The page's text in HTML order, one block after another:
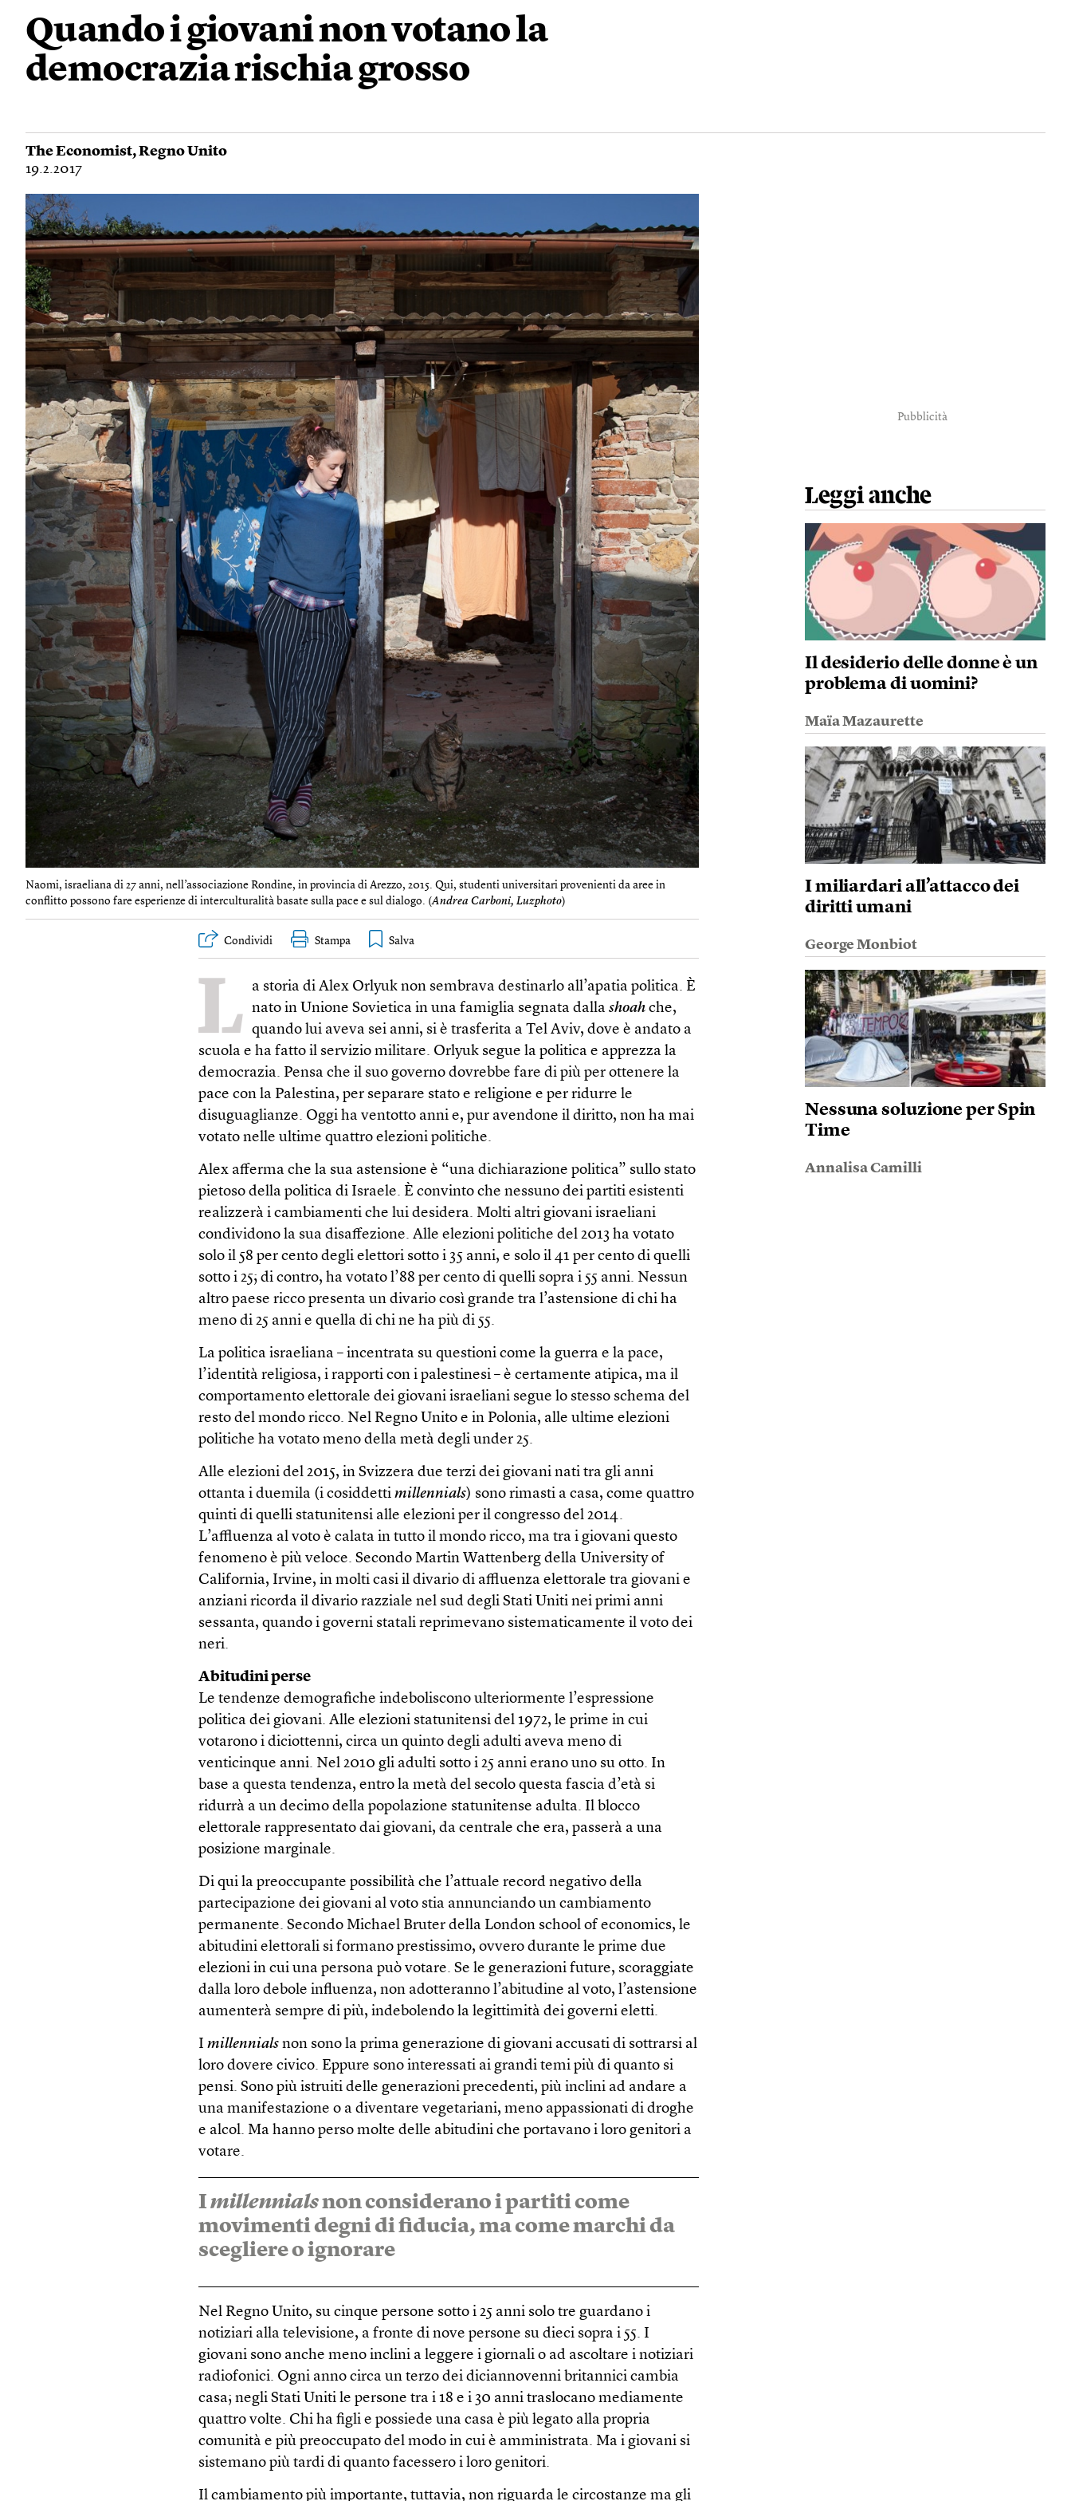
Quando i giovani non votano la
democrazia rischia grosso
The Economist,Regno Unito
19.2.2017
Naomi, israeliana di 27 anni, nell’associazione Rondine, in provincia di Arezzo, 2015. Qui, studenti universitari provenienti da aree in
conflitto possono fare esperienze di interculturalità basate sulla pace e sul dialogo. (Andrea Carboni, Luzphoto)
Condividi Stampa
L
a storia di Alex Orlyuk non sembrava destinarlo all’apatia politica. È
nato in Unione Sovietica in una famiglia segnata dallashoah che,
quando lui aveva sei anni, si è trasferita a Tel Aviv, dove è andato a
scuola e ha fatto il servizio militare. Orlyuk segue la politica e apprezza la
democrazia. Pensa che il suo governo dovrebbe fare di più per ottenere la
pace con la Palestina, per separare stato e religione e per ridurre le
disuguaglianze. Oggi ha ventotto anni e, pur avendone il diritto, non ha mai
votato nelle ultime quattro elezioni politiche.
Alex afferma che la sua astensione è “una dichiarazione politica” sullo stato
pietoso della politica di Israele. È convinto che nessuno dei partiti esistenti
realizzerà i cambiamenti che lui desidera. Molti altri giovani israeliani
condividono la sua disaffezione. Alle elezioni politiche del 2013 ha votato
solo il 58 per cento degli elettori sotto i 35 anni, e solo il 41 per cento di quelli
sotto i 25; di contro, ha votato l’88 per cento di quelli sopra i 55 anni. Nessun
altro paese ricco presenta un divario così grande tra l’astensione di chi ha
meno di 25 anni e quella di chi ne ha più di 55.
La politica israeliana – incentrata su questioni come la guerra e la pace,
l’identità religiosa, i rapporti con i palestinesi – è certamente atipica, ma il
comportamento elettorale dei giovani israeliani segue lo stesso schema del
resto del mondo ricco. Nel Regno Unito e in Polonia, alle ultime elezioni
politiche ha votato meno della metà degli under 25.
Alle elezioni del 2015, in Svizzera due terzi dei giovani nati tra gli anni
ottanta i duemila (i cosiddettimillennials) sono rimasti a casa, come quattro
quinti di quelli statunitensi alle elezioni per il congresso del 2014.
L’affluenza al voto è calata in tutto il mondo ricco, ma tra i giovani questo
fenomeno è più veloce. Secondo Martin Wattenberg della University of
California, Irvine, in molti casi il divario di affluenza elettorale tra giovani e
anziani ricorda il divario razziale nel sud degli Stati Uniti nei primi anni
sessanta, quando i governi statali reprimevano sistematicamente il voto dei
neri.
Abitudini perse
Le tendenze demografiche indeboliscono ulteriormente l’espressione
politica dei giovani. Alle elezioni statunitensi del 1972, le prime in cui
votarono i diciottenni, circa un quinto degli adulti aveva meno di
venticinque anni. Nel 2010 gli adulti sotto i 25 anni erano uno su otto. In
base a questa tendenza, entro la metà del secolo questa fascia d’età si
ridurrà a un decimo della popolazione statunitense adulta. Il blocco
elettorale rappresentato dai giovani, da centrale che era, passerà a una
posizione marginale.
Di qui la preoccupante possibilità che l’attuale record negativo della
partecipazione dei giovani al voto stia annunciando un cambiamento
permanente. Secondo Michael Bruter della London school of economics, le
abitudini elettorali si formano prestissimo, ovvero durante le prime due
elezioni in cui una persona può votare. Se le generazioni future, scoraggiate
dalla loro debole influenza, non adotteranno l’abitudine al voto, l’astensione
aumenterà sempre di più, indebolendo la legittimità dei governi eletti.
Imillennials non sono la prima generazione di giovani accusati di sottrarsi al
loro dovere civico. Eppure sono interessati ai grandi temi più di quanto si
pensi. Sono più istruiti delle generazioni precedenti, più inclini ad andare a
una manifestazione o a diventare vegetariani, meno appassionati di droghe
e alcol. Ma hanno perso molte delle abitudini che portavano i loro genitori a
votare.
Imillennialsnon considerano i partiti come
movimenti degni di fiducia, ma come marchi da
scegliere o ignorare
Nel Regno Unito, su cinque persone sotto i 25 anni solo tre guardano i
notiziari alla televisione, a fronte di nove persone su dieci sopra i 55. I
giovani sono anche meno inclini a leggere i giornali o ad ascoltare i notiziari
radiofonici. Ogni anno circa un terzo dei diciannovenni britannici cambia
casa; negli Stati Uniti le persone tra i 18 e i 30 anni traslocano mediamente
quattro volte. Chi ha figli e possiede una casa è più legato alla propria
comunità e più preoccupato del modo in cui è amministrata. Ma i giovani si
sistemano più tardi di quanto facessero i loro genitori.
Il cambiamento più importante, tuttavia, non riguarda le circostanze ma gli
Pubblicità
Leggi anche
Il desiderio delle donne è un
problema di uomini?
Maïa Mazaurette
I miliardari all’attacco dei
diritti umani
George Monbiot
Nessuna soluzione per Spin
Time
Annalisa Camilli